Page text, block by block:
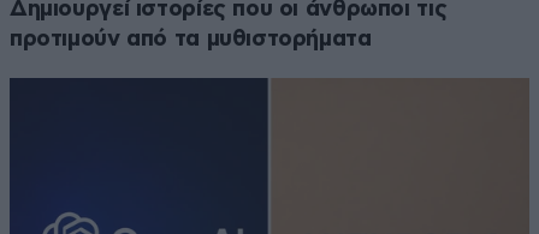
Δημιουργεί ιστορίες που οι άνθρωποι τις
προτιμούν από τα μυθιστορήματα